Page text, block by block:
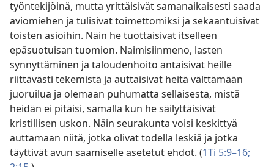
työntekijöinä, mutta yrittäisivät samanaikaisesti saada
aviomiehen ja tulisivat toimettomiksi ja sekaantuisivat
toisten asioihin. Näin he tuottaisivat itselleen
epäsuotuisan tuomion. Naimisiinmeno, lasten
synnyttäminen ja taloudenhoito antaisivat heille
riittävästi tekemistä ja auttaisivat heitä välttämään
juoruilua ja olemaan puhumatta sellaisesta, mistä
heidän ei pitäisi, samalla kun he säilyttäisivät
kristillisen uskon. Näin seurakunta voisi keskittyä
auttamaan niitä, jotka olivat todella leskiä ja jotka
täyttivät avun saamiselle asetetut ehdot. (1Ti 5:9–16;